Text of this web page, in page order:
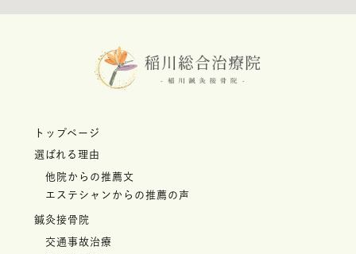
トップページ
選ばれる理由
他院からの推薦文
エステシャンからの推薦の声
鍼灸接骨院
交通事故治療